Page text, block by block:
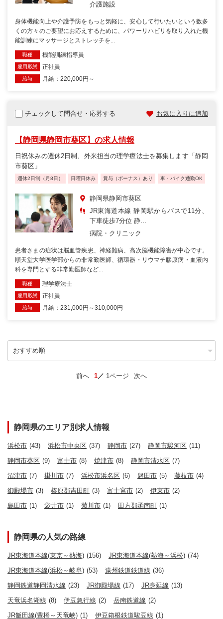
介護施設
身体機能向上や介護予防をもっと気軽に、安心して行いたいという数多
くの方々のご要望にお応えするために、パワーリハビリを取り入れた機
能訓練にマッサージとストレッチを...
職種 機能訓練指導員
雇用形態 正社員
給与 月給：220,000円～
チェックして問合せ・応募する お気に入りに追加
【静岡県静岡市葵区】の求人情報
日祝休みの週休2日制、外来担当の理学療法士を募集します「静岡
市葵区」
週休2日制（月8日） 日曜日休み 賞与（ボーナス）あり 車・バイク通勤OK
静岡県静岡市葵区
JR東海道本線 静岡駅からバスで11分、
下車徒歩7分位 静...
病院・クリニック
患者さまの症状は脳血管疾患、神経難病、高次脳機能障害が中心です。
順天堂大学医学部からの非常勤医師、循環器・リウマチ膠原病・血液内
科を専門とする非常勤医師など...
職種 理学療法士
雇用形態 正社員
給与 月給：231,000円～310,000円
前へ 1 1ページ 次へ
静岡県のエリア別求人情報
浜松市 (43) 浜松市中央区 (37) 静岡市 (27) 静岡市駿河区 (11)
静岡市葵区 (9) 富士市 (8) 焼津市 (8) 静岡市清水区 (7)
沼津市 (7) 掛川市 (7) 浜松市浜名区 (6) 磐田市 (5) 藤枝市 (4)
御殿場市 (3) 榛原郡吉田町 (3) 富士宮市 (2) 伊東市 (2)
島田市 (1) 袋井市 (1) 菊川市 (1) 田方郡函南町 (1)
静岡県の人気の路線
JR東海道本線(東京～熱海) (156) JR東海道本線(熱海～浜松) (74)
JR東海道本線(浜松～岐阜) (53) 遠州鉄道鉄道線 (36)
静岡鉄道静岡清水線 (23) JR御殿場線 (17) JR身延線 (13)
天竜浜名湖線 (8) 伊豆急行線 (2) 岳南鉄道線 (2)
JR飯田線(豊橋～天竜峡) (1) 伊豆箱根鉄道駿豆線 (1)